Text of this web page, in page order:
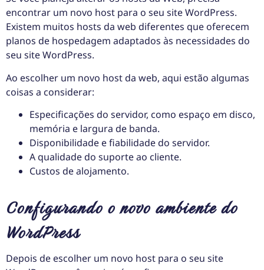
encontrar um novo host para o seu site WordPress.
Existem muitos hosts da web diferentes que oferecem
planos de hospedagem adaptados às necessidades do
seu site WordPress.
Ao escolher um novo host da web, aqui estão algumas
coisas a considerar:
Especificações do servidor, como espaço em disco,
memória e largura de banda.
Disponibilidade e fiabilidade do servidor.
A qualidade do suporte ao cliente.
Custos de alojamento.
Configurando o novo ambiente do
WordPress
Depois de escolher um novo host para o seu site